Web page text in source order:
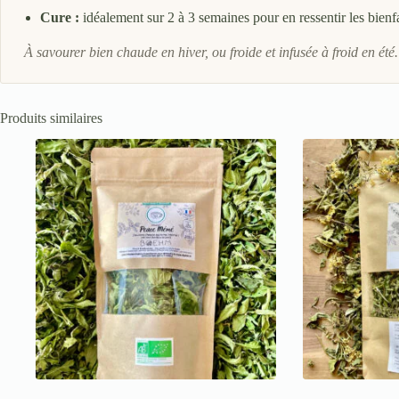
Cure : idéalement sur 2 à 3 semaines pour en ressentir les
À savourer bien chaude en hiver, ou froide et infusée à froid en été.
Produits similaires